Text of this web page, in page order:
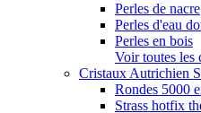
Perles de nacre
Perles d'eau
Perles en bois
Voir toutes les
Cristaux Autrichien
Rondes 5000
Strass hotfix